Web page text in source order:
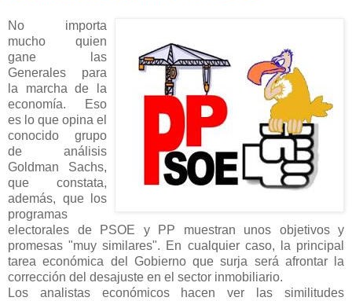
No importa
mucho quien
gane las
Generales para
la marcha de la
economía. Eso
es lo que opina el
conocido grupo
de análisis
Goldman Sachs,
que constata,
además, que los
programas
electorales de PSOE y PP muestran unos objetivos y
promesas "muy similares". En cualquier caso, la principal
tarea económica del Gobierno que surja será afrontar la
corrección del desajuste en el sector inmobiliario.
Los analistas económicos hacen ver las similitudes